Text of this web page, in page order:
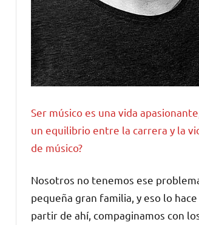
Ser músico es una vida
un equilibrio entre la carrera y la
de músico?
Nosotros no tenemos ese
pequeña gran familia, y eso lo
partir de ahí, compaginamos con